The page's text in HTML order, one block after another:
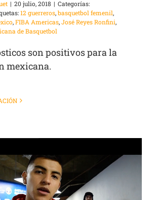
| 20 julio, 2018 | Categorías:
12 guerreros,basquetbol femenil,
,FIBA Americas,José Reyes Ronfini,
de Basquetbol
son positivos para la
mexicana.